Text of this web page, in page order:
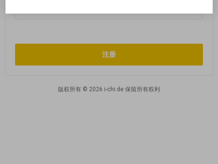
版权所有 © 2026 i-chi.de 保留所有权利